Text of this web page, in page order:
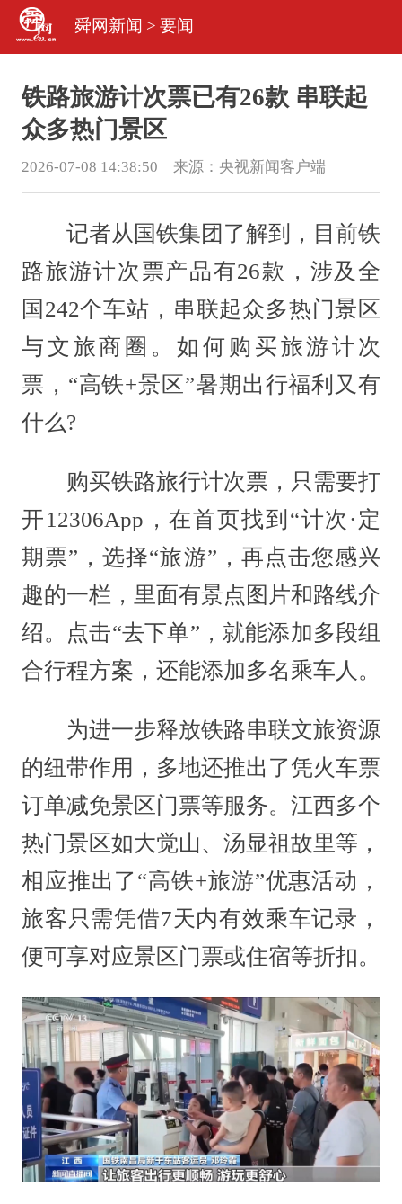
舜网新闻 > 要闻
铁路旅游计次票已有26款 串联起
众多热门景区
2026-07-08 14:38:50 来源： 央视新闻客户端
记者从国铁集团了解到，目前铁
路旅游计次票产品有26款，涉及全
国242个车站，串联起众多热门景区
与文旅商圈。如何购买旅游计次
票，“高铁+景区”暑期出行福利又有
什么?
购买铁路旅行计次票，只需要打
开12306App，在首页找到“计次·定
期票”，选择“旅游”，再点击您感兴
趣的一栏，里面有景点图片和路线介
绍。点击“去下单”，就能添加多段组
合行程方案，还能添加多名乘车人。
为进一步释放铁路串联文旅资源
的纽带作用，多地还推出了凭火车票
订单减免景区门票等服务。江西多个
热门景区如大觉山、汤显祖故里等，
相应推出了“高铁+旅游”优惠活动，
旅客只需凭借7天内有效乘车记录，
便可享对应景区门票或住宿等折扣。